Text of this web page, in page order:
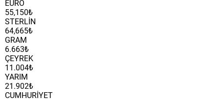
EURO
55,150₺
STERLİN
64,665₺
GRAM
6.663₺
ÇEYREK
11.004₺
YARIM
21.902₺
CUMHURİYET